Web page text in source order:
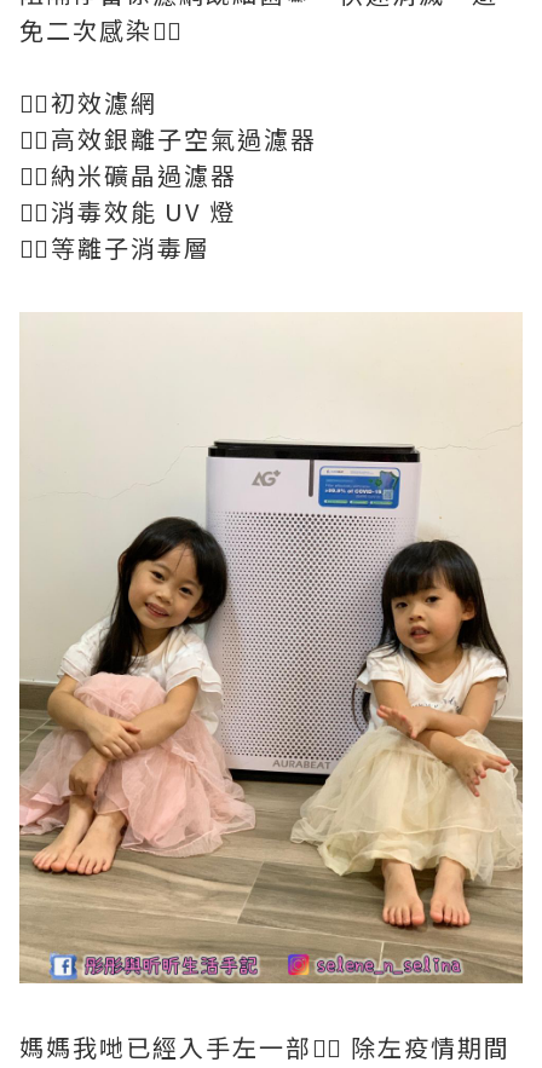
免二次感染👍🏻
👉🏻初效濾網
👉🏻高效銀離子空氣過濾器
👉🏻納米礦晶過濾器
👉🏻消毒效能 UV 燈
👉🏻等離子消毒層
媽媽我哋已經入手左一部👍🏻 除左疫情期間